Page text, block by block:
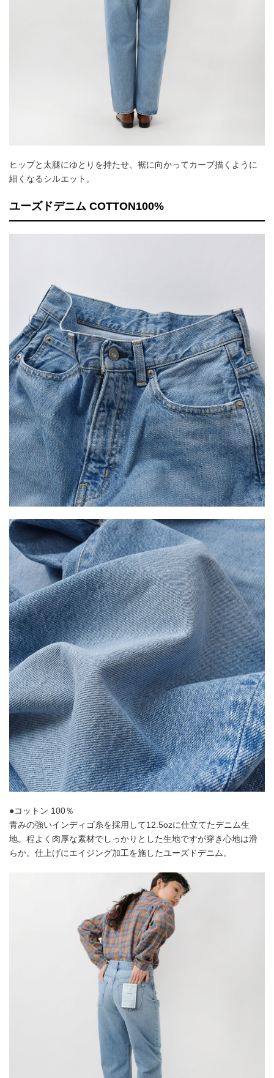
ヒップと太腿にゆとりを持たせ、裾に向かってカーブ描くように
細くなるシルエット。
ユーズドデニム COTTON100%
●コットン 100％
青みの強いインディゴ糸を採用して12.5ozに仕立てたデニム生
地。程よく肉厚な素材でしっかりとした生地ですが穿き心地は滑
らか。仕上げにエイジング加工を施したユーズドデニム。